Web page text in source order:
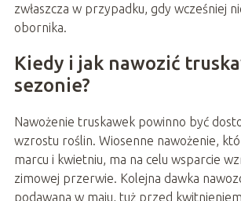
zwłaszcza w przypadku, gdy wcześniej
obornika.
Kiedy i jak nawozić
sezonie?
Nawożenie truskawek powinno być
wzrostu roślin. Wiosenne nawożenie,
marcu i kwietniu, ma na celu wsparcie
zimowej przerwie. Kolejna dawka
podawana w maju, tuż przed